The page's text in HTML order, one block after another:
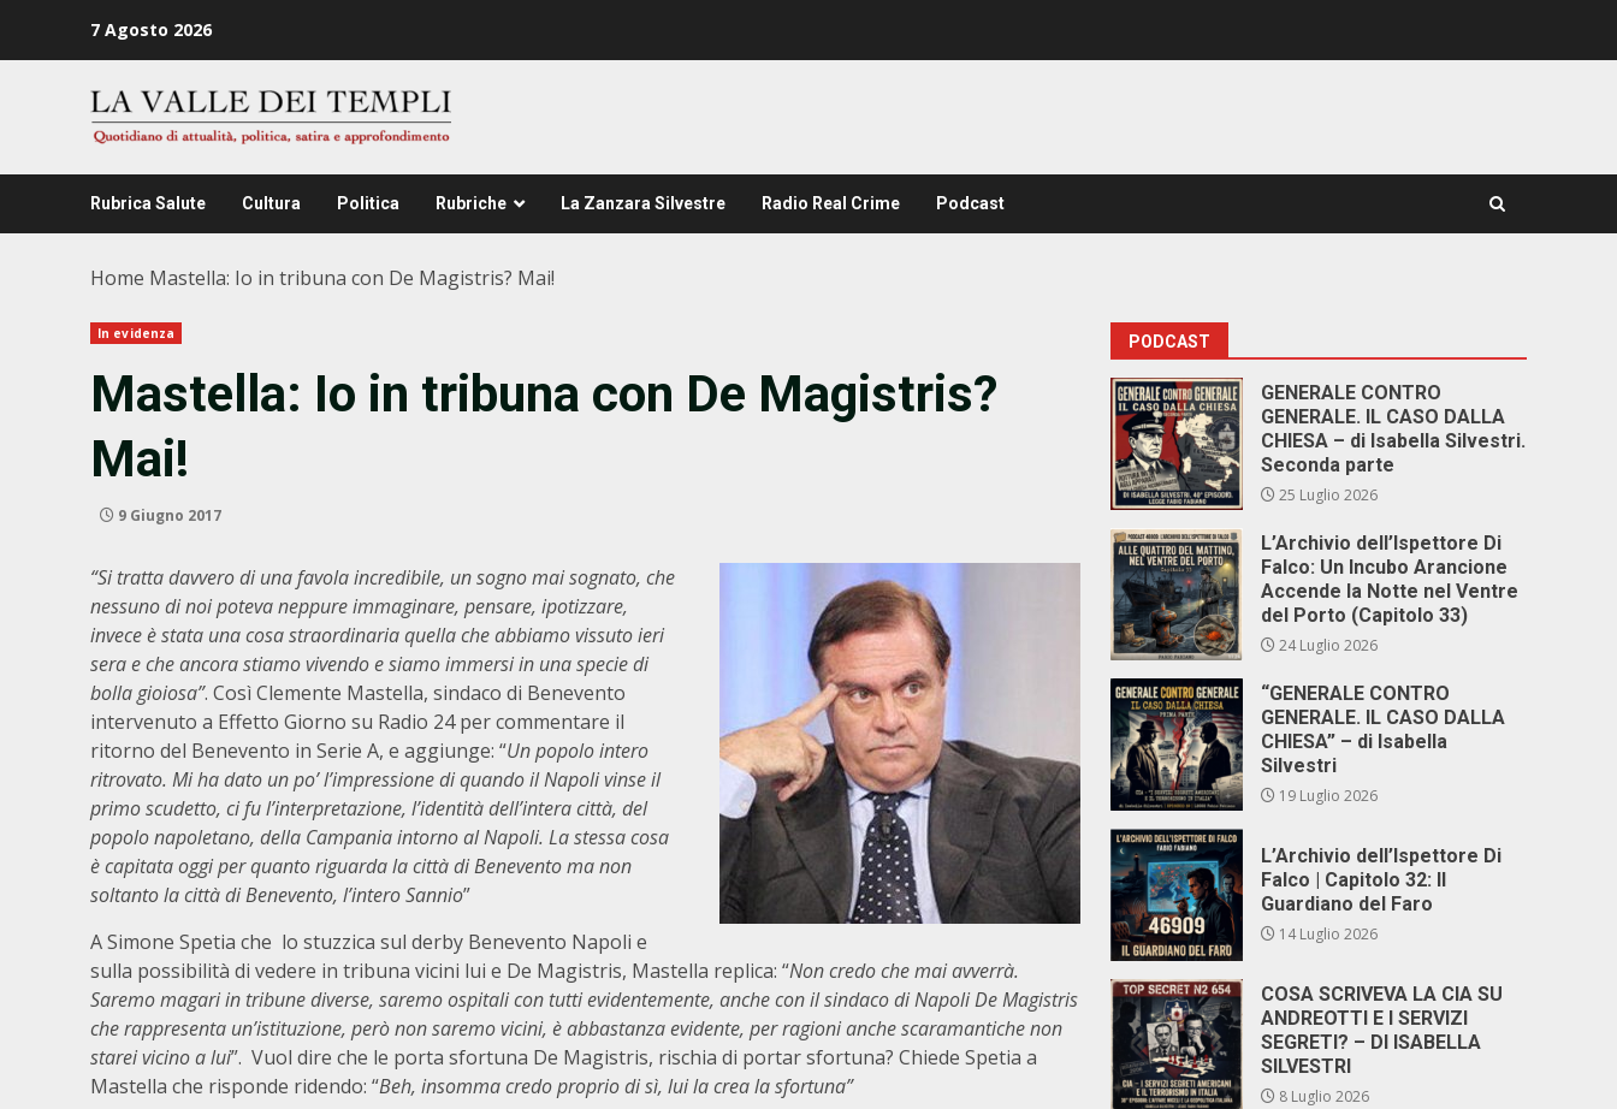
7 Agosto 2026
Rubrica Salute Cultura Politica Rubriche La Zanzara Silvestre Radio Real Crime Podcast
Home Mastella: Io in tribuna con De Magistris? Mai!
In evidenza
Mastella: Io in tribuna con De Magistris?
Mai!
9 Giugno 2017
“Si tratta davvero di una favola incredibile, un sogno mai sognato, che
nessuno di noi poteva neppure immaginare, pensare, ipotizzare,
invece è stata una cosa straordinaria quella che abbiamo vissuto ieri
sera e che ancora stiamo vivendo e siamo immersi in una specie di
bolla gioiosa”. Così Clemente Mastella, sindaco di Benevento
intervenuto a Effetto Giorno su Radio 24 per commentare il
ritorno del Benevento in Serie A, e aggiunge: “Un popolo intero
ritrovato. Mi ha dato un po’ l’impressione di quando il Napoli vinse il
primo scudetto, ci fu l’interpretazione, l’identità dell’intera città, del
popolo napoletano, della Campania intorno al Napoli. La stessa cosa
è capitata oggi per quanto riguarda la città di Benevento ma non
soltanto la città di Benevento, l’intero Sannio”
A Simone Spetia che lo stuzzica sul derby Benevento Napoli e
sulla possibilità di vedere in tribuna vicini lui e De Magistris, Mastella replica: “Non credo che mai avverrà.
Saremo magari in tribune diverse, saremo ospitali con tutti evidentemente, anche con il sindaco di Napoli De Magistris
che rappresenta un’istituzione, però non saremo vicini, è abbastanza evidente, per ragioni anche scaramantiche non
starei vicino a lui”. Vuol dire che le porta sfortuna De Magistris, rischia di portar sfortuna? Chiede Spetia a
Mastella che risponde ridendo: “Beh, insomma credo proprio di sì, lui la crea la sfortuna”
PODCAST
GENERALE CONTRO
GENERALE. IL CASO DALLA
CHIESA – di Isabella Silvestri.
Seconda parte
25 Luglio 2026
L’Archivio dell’Ispettore Di
Falco: Un Incubo Arancione
Accende la Notte nel Ventre
del Porto (Capitolo 33)
24 Luglio 2026
“GENERALE CONTRO
GENERALE. IL CASO DALLA
CHIESA” – di Isabella
Silvestri
19 Luglio 2026
L’Archivio dell’Ispettore Di
Falco | Capitolo 32: Il
Guardiano del Faro
14 Luglio 2026
COSA SCRIVEVA LA CIA SU
ANDREOTTI E I SERVIZI
SEGRETI? – DI ISABELLA
SILVESTRI
8 Luglio 2026